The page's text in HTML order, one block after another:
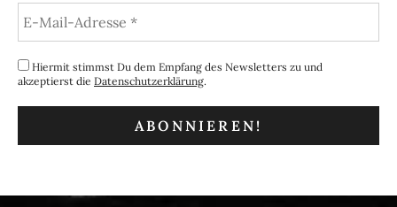
Hiermit stimmst Du dem Empfang des Newsletters zu und
akzeptierst die Datenschutzerklärung.